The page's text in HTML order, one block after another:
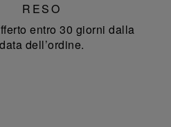
RESO
entro 30 giorni dalla
data dell’ordine.